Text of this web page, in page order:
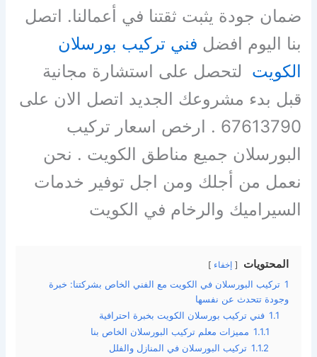
ضمان جودة يثبت ثقتنا في أعمالنا. اتصل
بنا اليوم افضل فني تركيب بورسلان
الكويت لتحصل على استشارة مجانية
قبل بدء مشروعك الجديد اتصل الان على
67613790 . ارخص اسعار تركيب
البورسلان جميع مناطق الكويت . نحن
نعمل من أجلك ومن اجل توفير خدمات
السيراميك والرخام في الكويت
المحتويات إخفاء
1 تركيب البورسلان في الكويت مع الفني الخاص بشركتنا: خبرة
وجودة تتحدث عن نفسها
1.1 فني تركيب بورسلان الكويت بخبرة احترافية
1.1.1 مميزات معلم تركيب البورسلان الخاص بنا
1.1.2 تركيب البورسلان في المنازل والفلل